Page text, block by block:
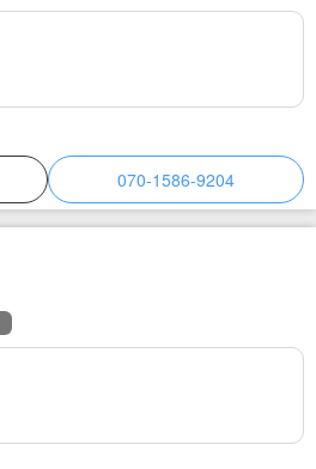
070-1586-9204